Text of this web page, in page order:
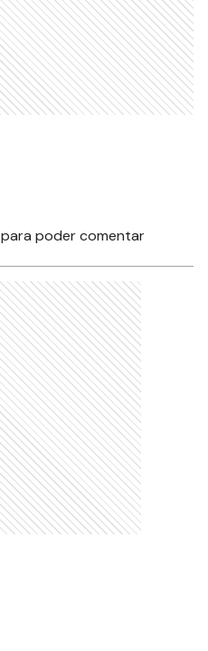
para poder comentar